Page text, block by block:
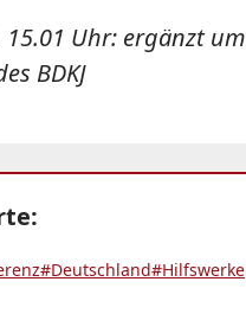
15.01 Uhr: ergänzt um
BDKJ
#Deutschland#Hilfswerke